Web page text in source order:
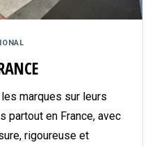
marques sur leurs
partout en France, avec
rigoureuse et